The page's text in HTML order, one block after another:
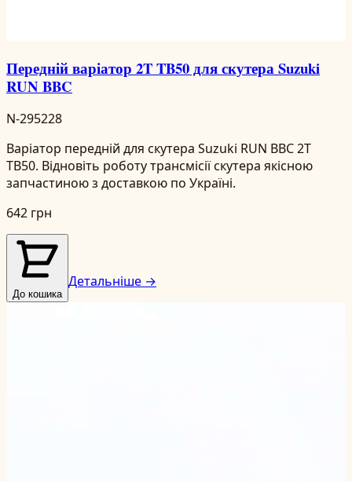
Передній варіатор 2T TB50 для скутера Suzuki
RUN BBC
N-295228
Варіатор передній для скутера Suzuki RUN BBC 2T
TB50. Відновіть роботу трансмісії скутера якісною
запчастиною з доставкою по Україні.
642 грн
До кошика
Детальніше →